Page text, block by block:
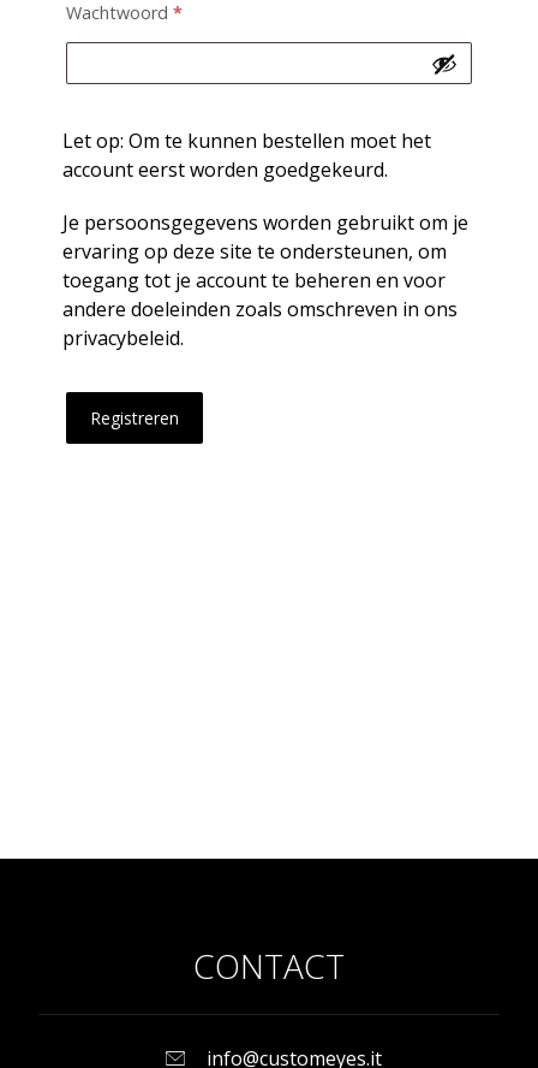
Wachtwoord*
Let op: Om te kunnen bestellen moet het
account eerst worden goedgekeurd.
Je persoonsgegevens worden gebruikt om je
ervaring op deze site te ondersteunen, om
toegang tot je account te beheren en voor
andere doeleinden zoals omschreven in ons
privacybeleid.
Registreren
CONTACT
info@customeyes.it